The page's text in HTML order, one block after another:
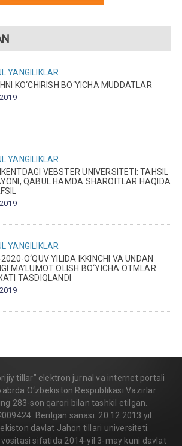
YANGILIKLAR
KO‘CHIRISH BO‘YICHA MUDDATLAR
YANGILIKLAR
VEBSTER UNIVERSITETI: TAHSIL
QABUL HAMDA SHAROITLAR HAQIDA
YANGILIKLAR
O‘QUV YILIDA IKKINCHI VA UNDAN
MA’LUMOT OLISH BO‘YICHA OTMLAR
TASDIQLANDI
tillar" elektron jurnal va internet portali
O‘zbekiston Respublikasi Vazirlar
283-son qarori bilan tashkil etilgan.
Berilgan sanasi: 20.12.2013 yil.
davlat Jahon tillari universiteti.
sifatida 2014-yil 3-may kuni davlat